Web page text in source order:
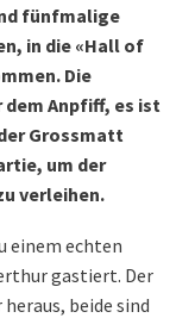
fünfmalige
in die «Hall of
Die
Anpfiff, es ist
Grossmatt
um der
verleihen.
einem echten
gastiert. Der
beide sind